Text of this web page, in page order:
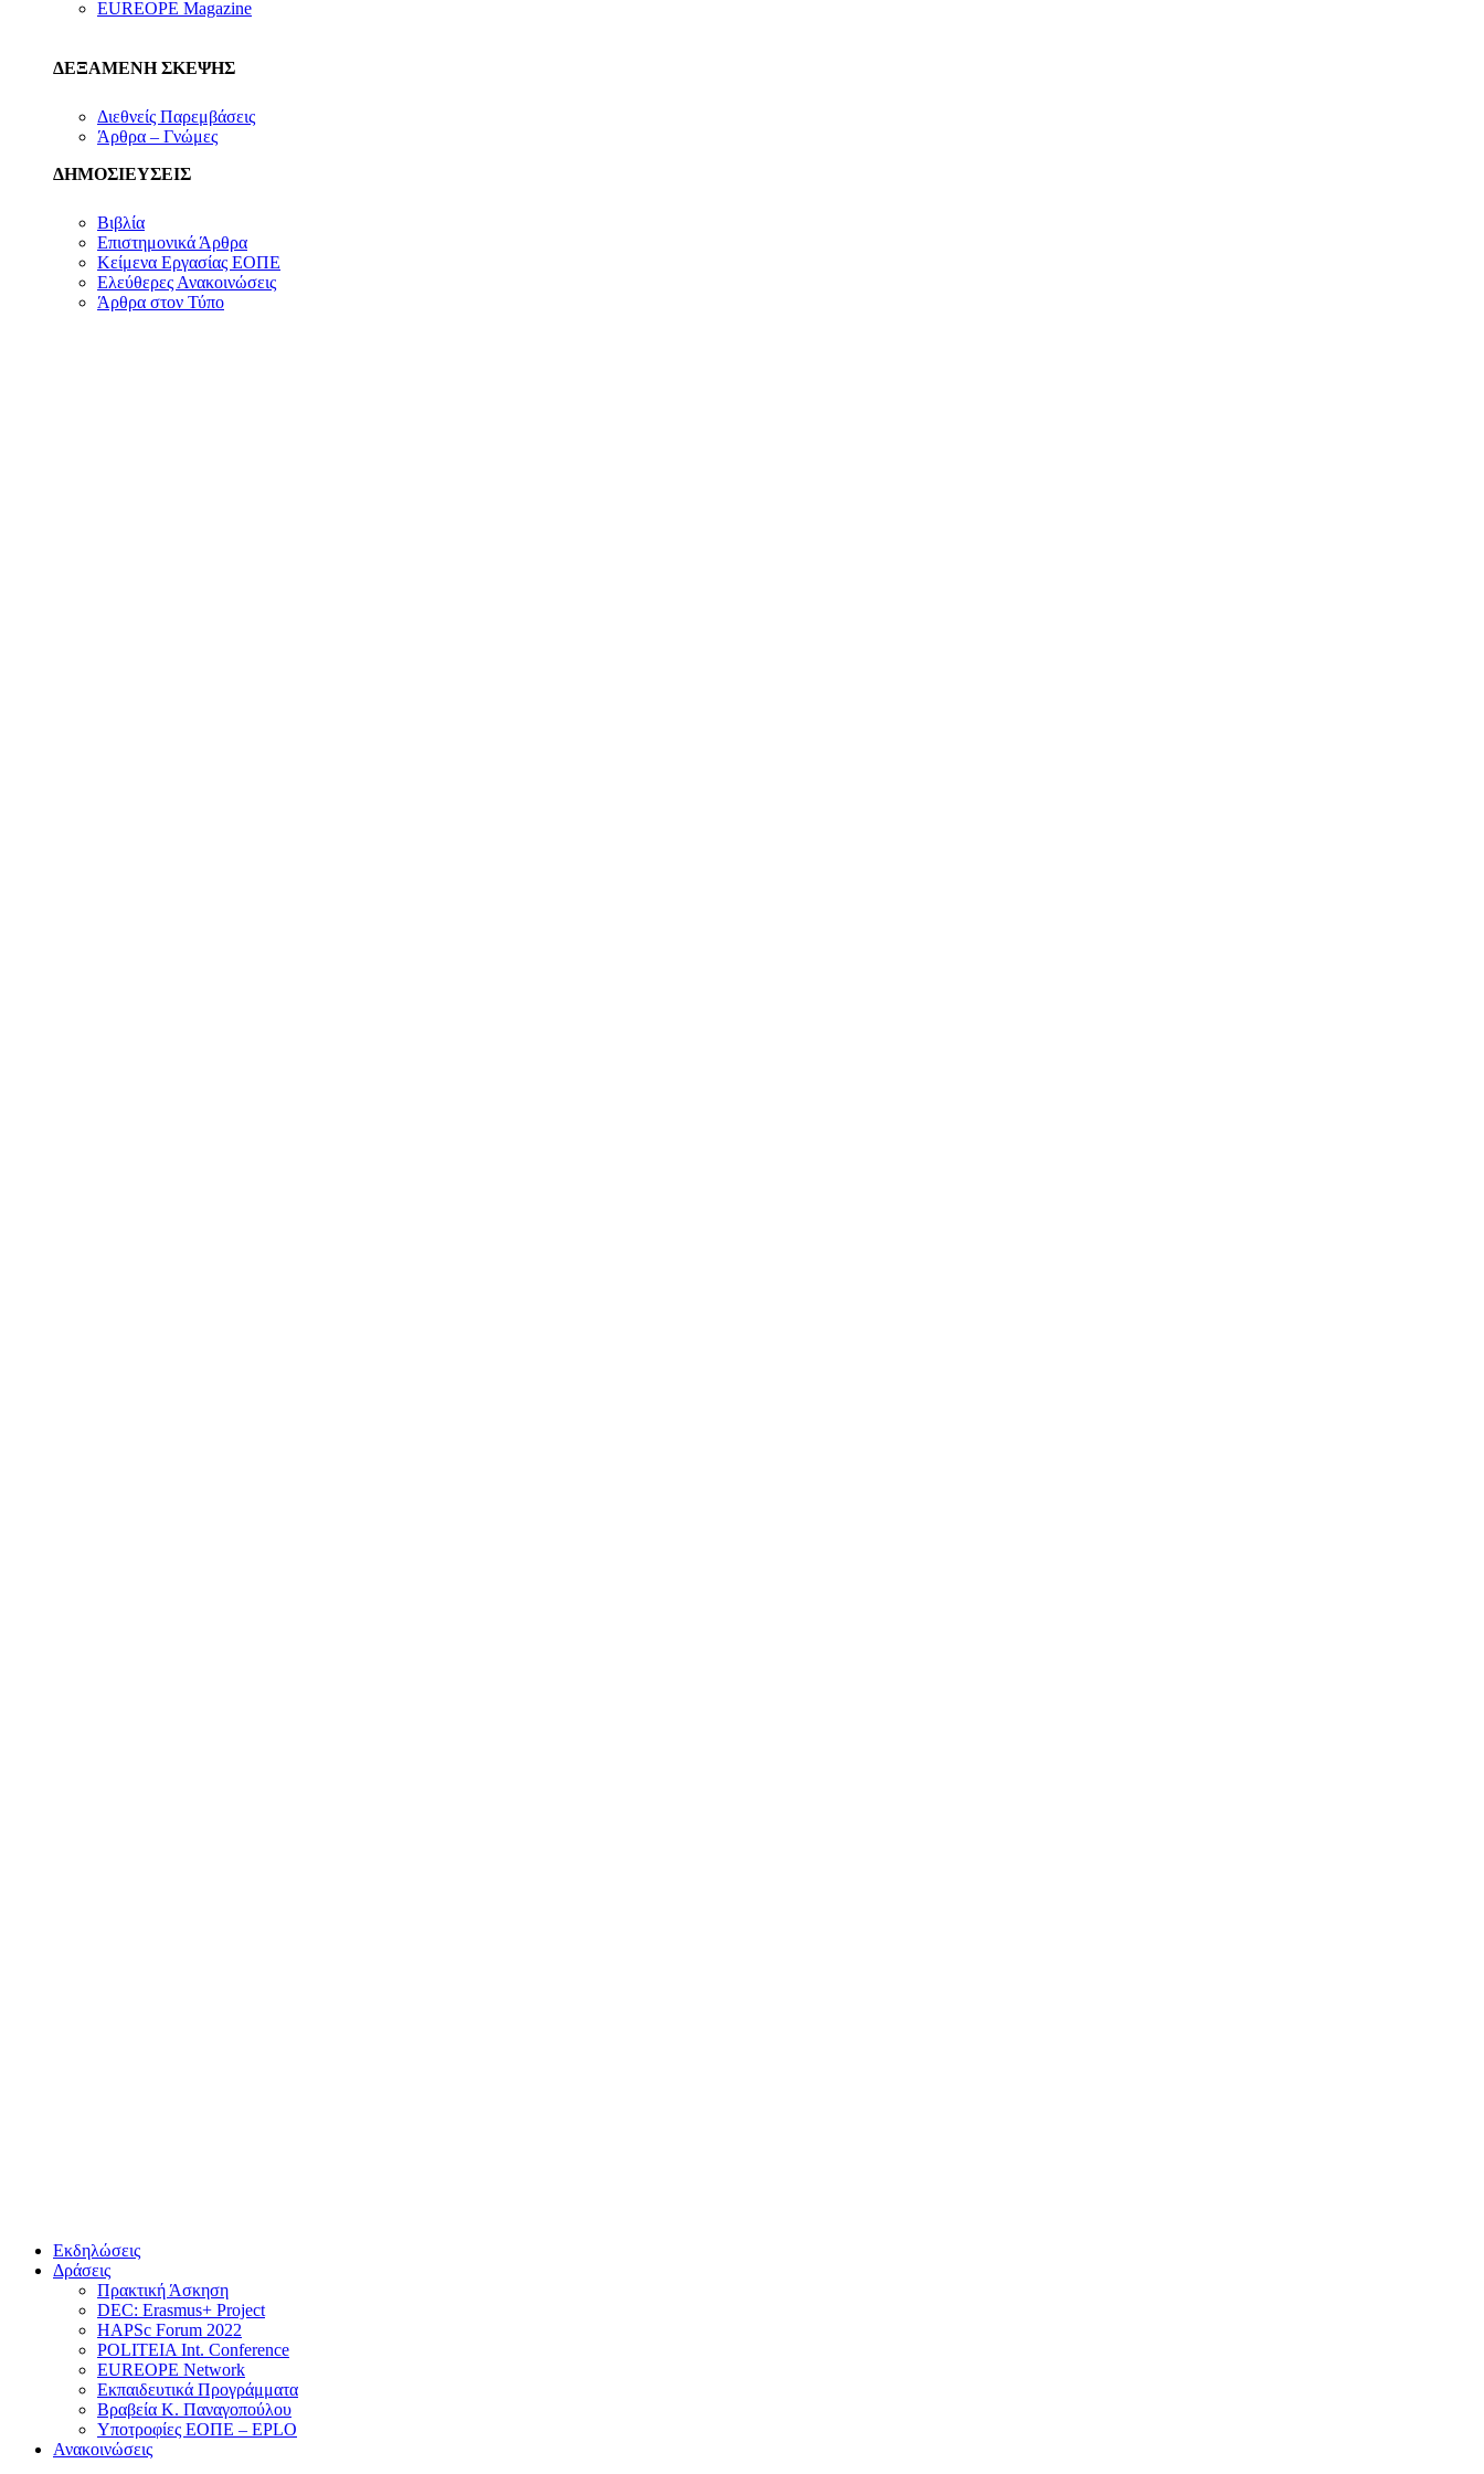
EUREOPE Magazine
ΔΕΞΑΜΕΝΗ ΣΚΕΨΗΣ
Διεθνείς Παρεμβάσεις
Άρθρα – Γνώμες
ΔΗΜΟΣΙΕΥΣΕΙΣ
Βιβλία
Επιστημονικά Άρθρα
Κείμενα Εργασίας ΕΟΠΕ
Ελεύθερες Ανακοινώσεις
Άρθρα στον Τύπο
Εκδηλώσεις
Δράσεις
Πρακτική Άσκηση
DEC: Erasmus+ Project
HAPSc Forum 2022
POLITEIA Int. Conference
EUREOPE Network
Εκπαιδευτικά Προγράμματα
Βραβεία Κ. Παναγοπούλου
Υποτροφίες ΕΟΠΕ – EPLO
Ανακοινώσεις